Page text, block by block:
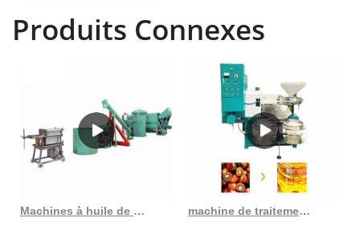
de projet de production d'huile de coton clé en main Fournir des
et de raffinage d'huile à petite échelle, à petite échelle et à grande
échelle pour les graines oléagineuses végétales et les noix !Prix
abordable ! Meilleur service! Installation. Liste complète des meilleurs
fabricants et fabricants d'huile de palme. fournisseurs en ligne. Nous
disposons d'une large gamme de la meilleure huile de palme et de
services qui peuvent être obtenus via ce portail Web vertical complet
dédié à aider les acheteurs mondiaux à rechercher et à acheter la
introduction d'une raffinerie de pétrole brut à petite échelle Cette
Produits Connexes
Machines à huile de palme des presseurs d’huile au Burkina Faso machine de traitement d’huile de palme de bonne qualité à faible coût au Sénégal